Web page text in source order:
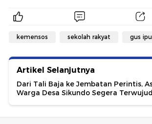
kemensos sekolah rakyat gus ipul
Artikel Selanjutnya
Dari Tali Baja ke Jembatan Perintis,
Warga Desa Sikundo Segera Terwujud